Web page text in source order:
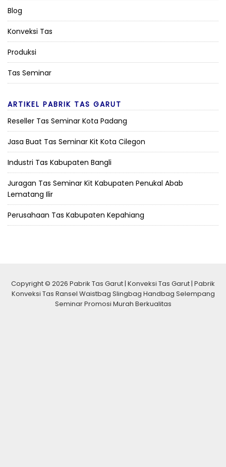
Blog
Konveksi Tas
Produksi
Tas Seminar
ARTIKEL PABRIK TAS GARUT
Reseller Tas Seminar Kota Padang
Jasa Buat Tas Seminar Kit Kota Cilegon
Industri Tas Kabupaten Bangli
Juragan Tas Seminar Kit Kabupaten Penukal Abab
Lematang Ilir
Perusahaan Tas Kabupaten Kepahiang
Copyright © 2026 Pabrik Tas Garut | Konveksi Tas Garut | Pabrik
Konveksi Tas Ransel Waistbag Slingbag Handbag Selempang
Seminar Promosi Murah Berkualitas